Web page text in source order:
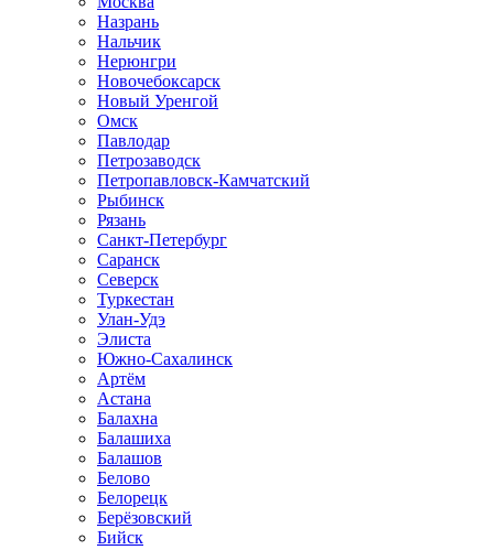
Назрань
Нальчик
Нерюнгри
Новочебоксарск
Новый Уренгой
Омск
Павлодар
Петрозаводск
Петропавловск-Камчатский
Рыбинск
Рязань
Санкт-Петербург
Саранск
Северск
Туркестан
Улан-Удэ
Элиста
Южно-Сахалинск
Артём
Астана
Балахна
Балашиха
Балашов
Белово
Белорецк
Берёзовский
Бийск